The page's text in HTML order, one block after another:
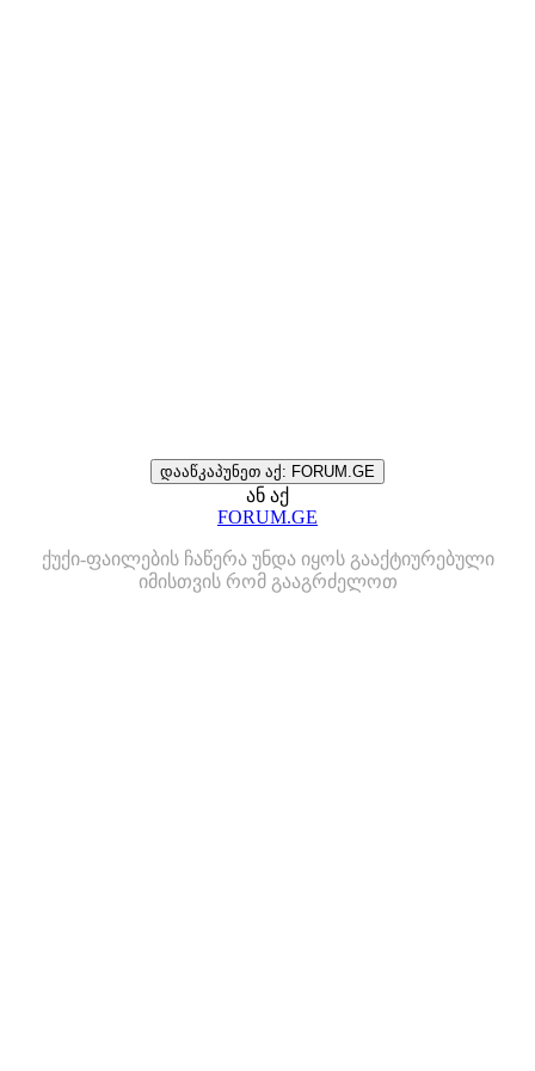
დააწკაპუნეთ აქ: FORUM.GE
ან აქ
FORUM.GE
ქუქი-ფაილების ჩაწერა უნდა იყოს გააქტიურებული
იმისთვის რომ გააგრძელოთ